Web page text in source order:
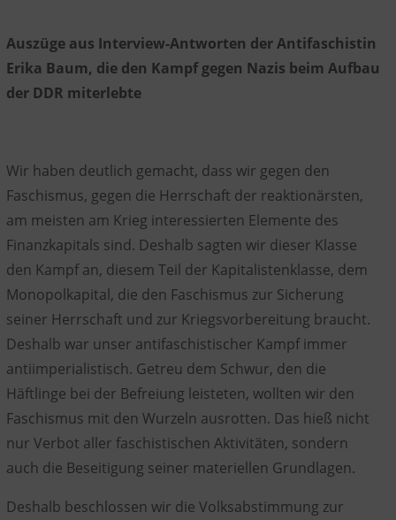
Auszüge aus Interview-Antworten der Antifaschistin
Erika Baum, die den Kampf gegen Nazis beim Aufbau
der DDR miterlebte
Wir haben deutlich gemacht, dass wir gegen den
Faschismus, gegen die Herrschaft der reaktionärsten,
am meisten am Krieg interessierten Elemente des
Finanzkapitals sind. Deshalb sagten wir dieser Klasse
den Kampf an, diesem Teil der Kapitalistenklasse, dem
Monopolkapital, die den Faschismus zur Sicherung
seiner Herrschaft und zur Kriegsvorbereitung braucht.
Deshalb war unser antifaschistischer Kampf immer
antiimperialistisch. Getreu dem Schwur, den die
Häftlinge bei der Befreiung leisteten, wollten wir den
Faschismus mit den Wurzeln ausrotten. Das hieß nicht
nur Verbot aller faschistischen Aktivitäten, sondern
auch die Beseitigung seiner materiellen Grundlagen.
Deshalb beschlossen wir die Volksabstimmung zur